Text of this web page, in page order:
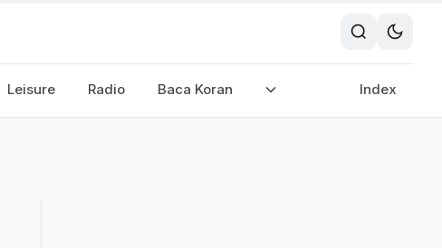
Leisure Radio Baca Koran Index